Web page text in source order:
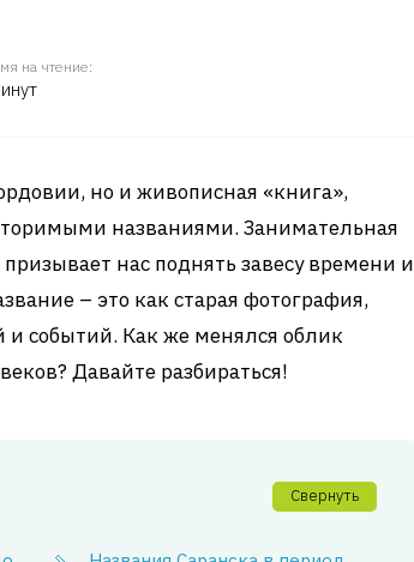
на чтение:
но и живописная «книга»,
названиями. Занимательная
нас поднять завесу времени и
– это как старая фотография,
событий. Как же менялся облик
Давайте разбираться!
Свернуть